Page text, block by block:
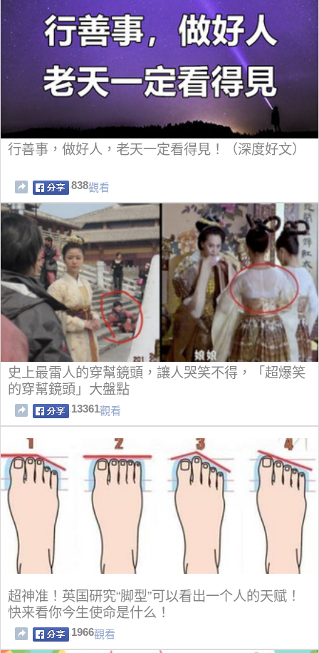
行善事，做好人，老天一定看得見！（深度好文）
838觀看
史上最雷人的穿幫鏡頭，讓人哭笑不得，「超爆笑
的穿幫鏡頭」大盤點
13361觀看
超神准！英国研究“脚型”可以看出一个人的天赋！
快来看你今生使命是什么！
1966觀看